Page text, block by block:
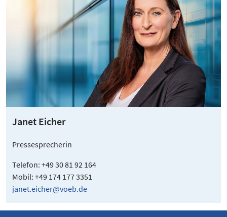
Janet Eicher
Pressesprecherin
Telefon: +49 30 81 92 164
Mobil: +49 174 177 3351
janet.eicher@voeb.de